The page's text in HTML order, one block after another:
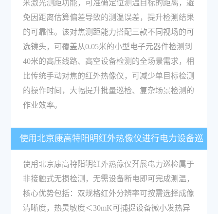
米激光测距功能，可准确定位测温目标的距离，避
免因距离估算偏差导致的测温误差，提升检测结果
的可靠性。该对焦测距能力搭配三款不同视场的可
选镜头，可覆盖从0.05米的小型电子元器件检测到
40米的高压线路、高空设备检测的全场景需求，相
比传统手动对焦的红外热像仪，可减少单目标检测
的操作时间，大幅提升批量巡检、复杂场景检测的
作业效率。
使用北京康高特阳明红外热像仪进行电力设备巡
检有哪些优势，可检测哪些电力设施？
使用北京康高特阳明红外热像仪开展电力巡检属于
非接触式无损检测，无需设备断电即可完成测温，
核心优势包括：双规格红外分辨率可按需选择成像
清晰度，热灵敏度＜30mK可捕捉设备微小发热异